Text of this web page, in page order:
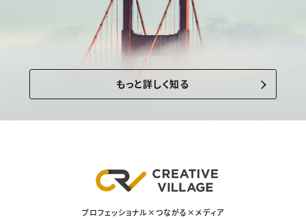
もっと詳しく知る
プロフェッショナル×つながる×メディア